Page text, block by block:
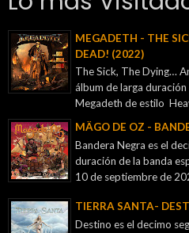
MEGADETH - THE
DEAD! (2022)
The Sick, The Dying…
álbum de larga
Megadeth de estilo
MÄGO DE OZ -
Bandera Negra es el
duración de la banda
10 de septiembre de
TIERRA SANTA-
Destino es el decimo